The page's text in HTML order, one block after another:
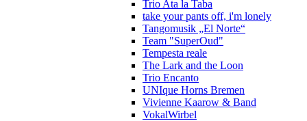
Trio Ata la Taba
take your pants off, i'm lonely
Tangomusik „El Norte“
Team "SuperOud"
Tempesta reale
The Lark and the Loon
Trio Encanto
UNIque Horns Bremen
Vivienne Kaarow & Band
VokalWirbel